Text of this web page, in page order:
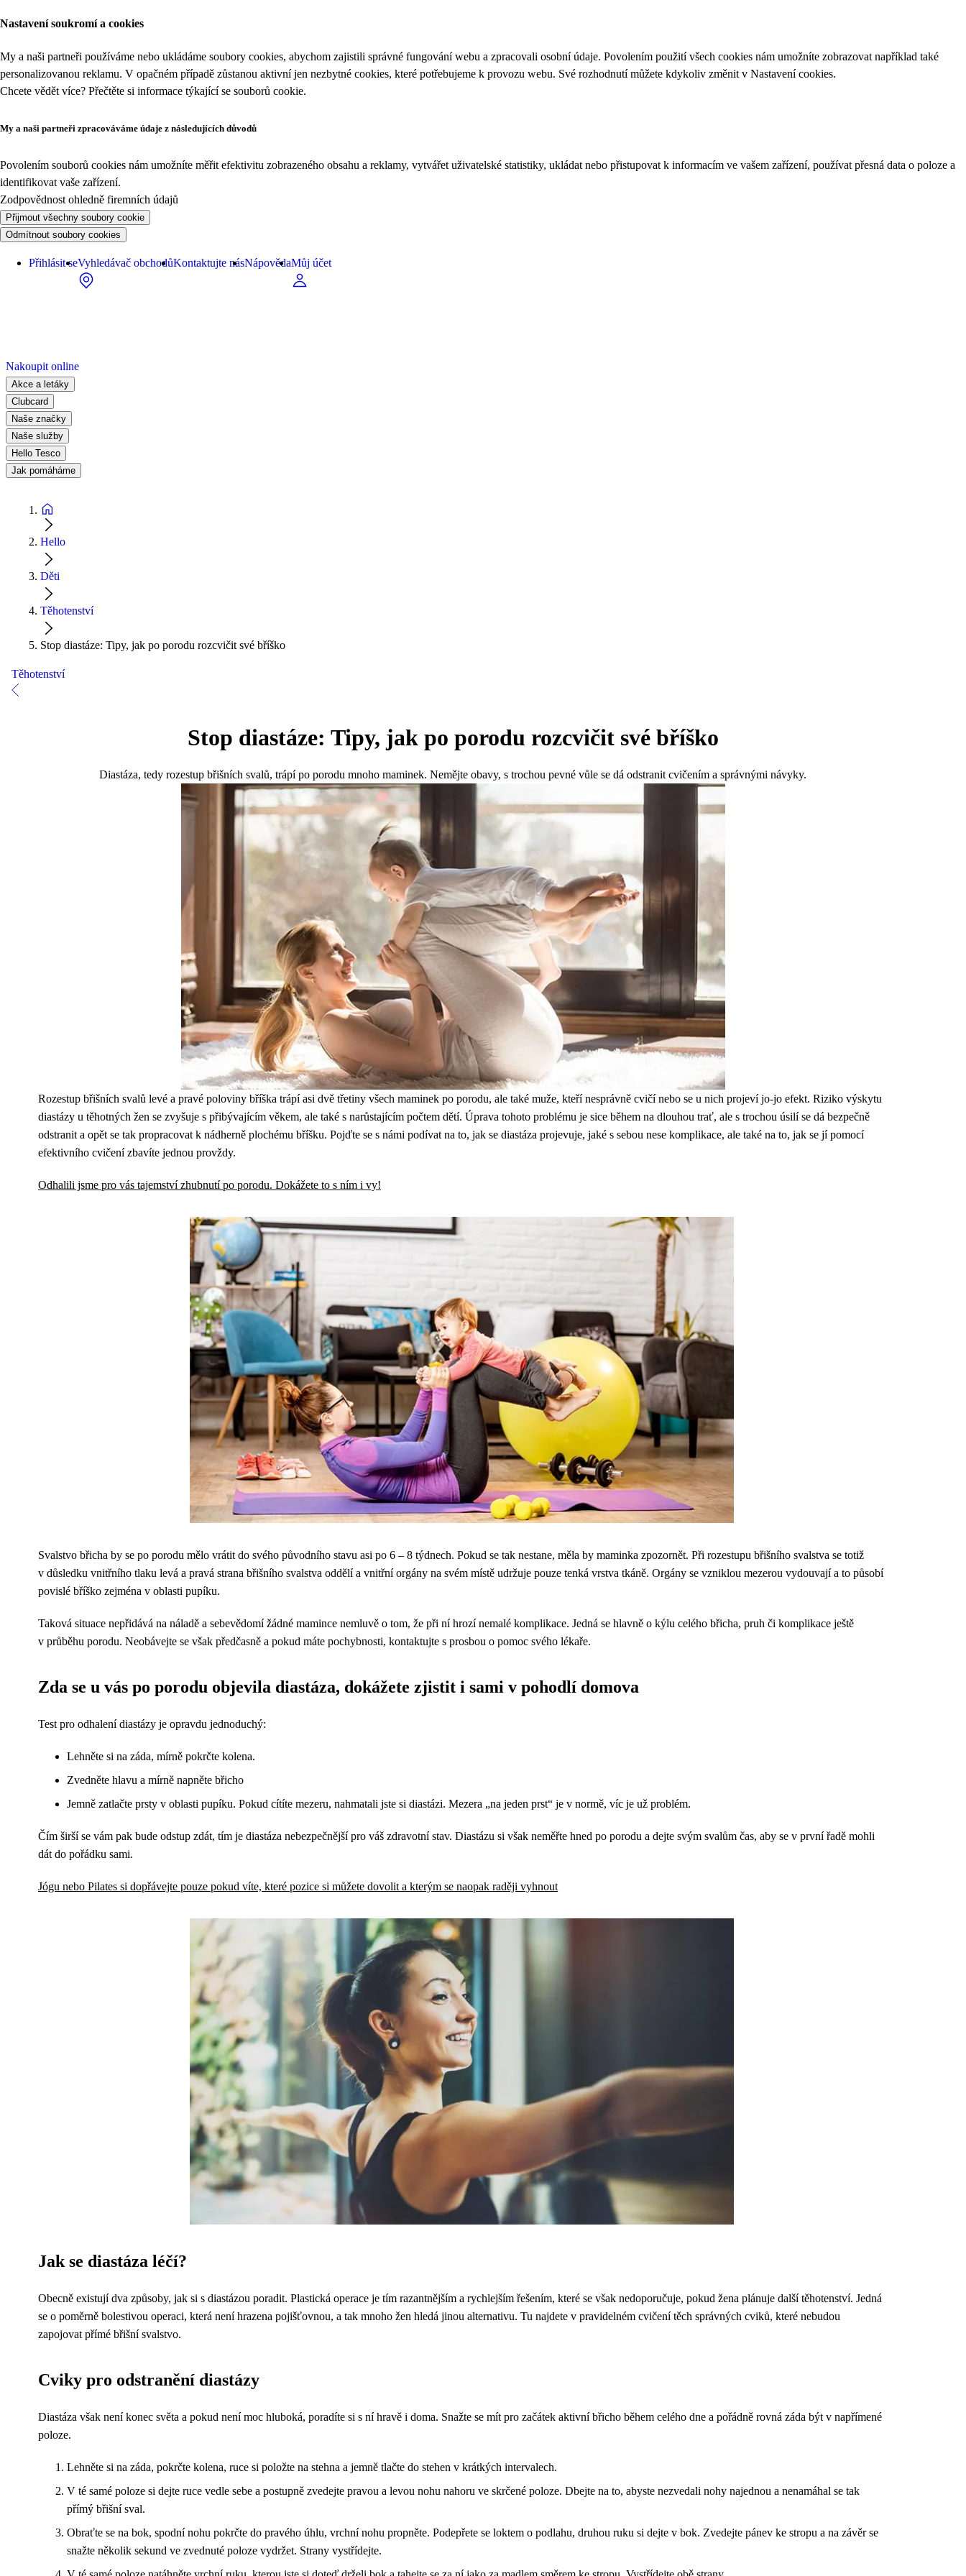
Nastavení soukromí a cookies
My a naši partneři používáme nebo ukládáme soubory cookies, abychom zajistili správné fungování webu a zpracovali osobní údaje. Povolením použití všech cookies nám umožníte zobrazovat například také
personalizovanou reklamu. V opačném případě zůstanou aktivní jen nezbytné cookies, které potřebujeme k provozu webu. Své rozhodnutí můžete kdykoliv změnit v Nastavení cookies.
Chcete vědět více? Přečtěte si informace týkající se souborů cookie.
My a naši partneři zpracováváme údaje z následujících důvodů
Povolením souborů cookies nám umožníte měřit efektivitu zobrazeného obsahu a reklamy, vytvářet uživatelské statistiky, ukládat nebo přistupovat k informacím ve vašem zařízení, používat přesná data o poloze a
identifikovat vaše zařízení.
Zodpovědnost ohledně firemních údajů
Přijmout všechny soubory cookie
Odmítnout soubory cookies
Přihlásit seVyhledávač obchodůKontaktujte násNápovědaMůj účet
Nakoupit online
Akce a letáky
Clubcard
Naše značky
Naše služby
Hello Tesco
Jak pomáháme
Hello
Děti
Těhotenství
Stop diastáze: Tipy, jak po porodu rozcvičit své bříško
Těhotenství
Stop diastáze: Tipy, jak po porodu rozcvičit své bříško
Diastáza, tedy rozestup břišních svalů, trápí po porodu mnoho maminek. Nemějte obavy, s trochou pevné vůle se dá odstranit cvičením a správnými návyky.
Rozestup břišních svalů levé a pravé poloviny bříška trápí asi dvě třetiny všech maminek po porodu, ale také muže, kteří nesprávně cvičí nebo se u nich projeví jo-jo efekt. Riziko výskytu
diastázy u těhotných žen se zvyšuje s přibývajícím věkem, ale také s narůstajícím počtem dětí. Úprava tohoto problému je sice během na dlouhou trať, ale s trochou úsilí se dá bezpečně
odstranit a opět se tak propracovat k nádherně plochému bříšku. Pojďte se s námi podívat na to, jak se diastáza projevuje, jaké s sebou nese komplikace, ale také na to, jak se jí pomocí
efektivního cvičení zbavíte jednou provždy.
Odhalili jsme pro vás tajemství zhubnutí po porodu. Dokážete to s ním i vy!
Svalstvo břicha by se po porodu mělo vrátit do svého původního stavu asi po 6 – 8 týdnech. Pokud se tak nestane, měla by maminka zpozornět. Při rozestupu břišního svalstva se totiž
v důsledku vnitřního tlaku levá a pravá strana břišního svalstva oddělí a vnitřní orgány na svém místě udržuje pouze tenká vrstva tkáně. Orgány se vzniklou mezerou vydouvají a to působí
povislé bříško zejména v oblasti pupíku.
Taková situace nepřidává na náladě a sebevědomí žádné mamince nemluvě o tom, že při ní hrozí nemalé komplikace. Jedná se hlavně o kýlu celého břicha, pruh či komplikace ještě
v průběhu porodu. Neobávejte se však předčasně a pokud máte pochybnosti, kontaktujte s prosbou o pomoc svého lékaře.
Zda se u vás po porodu objevila diastáza, dokážete zjistit i sami v pohodlí domova
Test pro odhalení diastázy je opravdu jednoduchý:
Lehněte si na záda, mírně pokrčte kolena.
Zvedněte hlavu a mírně napněte břicho
Jemně zatlačte prsty v oblasti pupíku. Pokud cítíte mezeru, nahmatali jste si diastázi. Mezera „na jeden prst“ je v normě, víc je už problém.
Čím širší se vám pak bude odstup zdát, tím je diastáza nebezpečnější pro váš zdravotní stav. Diastázu si však neměřte hned po porodu a dejte svým svalům čas, aby se v první řadě mohli
dát do pořádku sami.
Jógu nebo Pilates si dopřávejte pouze pokud víte, které pozice si můžete dovolit a kterým se naopak raději vyhnout
Jak se diastáza léčí?
Obecně existují dva způsoby, jak si s diastázou poradit. Plastická operace je tím razantnějším a rychlejším řešením, které se však nedoporučuje, pokud žena plánuje další těhotenství. Jedná
se o poměrně bolestivou operaci, která není hrazena pojišťovnou, a tak mnoho žen hledá jinou alternativu. Tu najdete v pravidelném cvičení těch správných cviků, které nebudou
zapojovat přímé břišní svalstvo.
Cviky pro odstranění diastázy
Diastáza však není konec světa a pokud není moc hluboká, poradíte si s ní hravě i doma. Snažte se mít pro začátek aktivní břicho během celého dne a pořádně rovná záda být v napřímené
poloze.
Lehněte si na záda, pokrčte kolena, ruce si položte na stehna a jemně tlačte do stehen v krátkých intervalech.
V té samé poloze si dejte ruce vedle sebe a postupně zvedejte pravou a levou nohu nahoru ve skrčené poloze. Dbejte na to, abyste nezvedali nohy najednou a nenamáhal se tak
přímý břišní sval.
Obraťte se na bok, spodní nohu pokrčte do pravého úhlu, vrchní nohu propněte. Podepřete se loktem o podlahu, druhou ruku si dejte v bok. Zvedejte pánev ke stropu a na závěr se
snažte několik sekund ve zvednuté poloze vydržet. Strany vystřídejte.